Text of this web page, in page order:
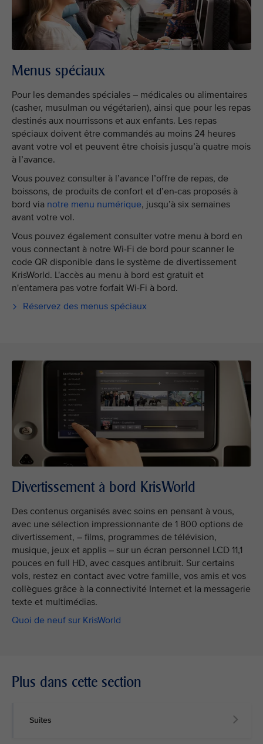
Menus spéciaux
Pour les demandes spéciales – médicales ou alimentaires
(casher, musulman ou végétarien), ainsi que pour les repas
destinés aux nourrissons et aux enfants. Les repas
spéciaux doivent être commandés au moins 24 heures
avant votre vol et peuvent être choisis jusqu’à quatre mois
à l’avance.
Vous pouvez consulter à l’avance l’offre de repas, de
boissons, de produits de confort et d’en-cas proposés à
bord via notre menu numérique, jusqu’à six semaines
avant votre vol.
Vous pouvez également consulter votre menu à bord en
vous connectant à notre Wi-Fi de bord pour scanner le
code QR disponible dans le système de divertissement
KrisWorld. L'accès au menu à bord est gratuit et
n'entamera pas votre forfait Wi-Fi à bord.
Réservez des menus spéciaux
Divertissement à bord KrisWorld
Des contenus organisés avec soins en pensant à vous,
avec une sélection impressionnante de 1 800 options de
divertissement, – films, programmes de télévision,
musique, jeux et applis – sur un écran personnel LCD 11,1
pouces en full HD, avec casques antibruit. Sur certains
vols, restez en contact avec votre famille, vos amis et vos
collègues grâce à la connectivité Internet et la messagerie
texte et multimédias.
Quoi de neuf sur KrisWorld
Plus dans cette section
Suites